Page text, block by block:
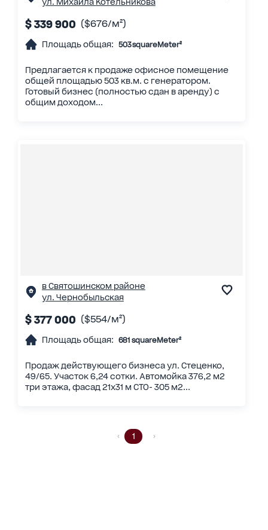
ул. Михаила Котельникова
$ 339 900 ($676/м²)
Площадь общая: 503 squareMeter²
Предлагается к продаже офисное помещение
общей площадью 503 кв.м. с генератором.
Готовый бизнес (полностью сдан в аренду) с
общим доходом...
в Святошинском районе
ул. Чернобыльская
$ 377 000 ($554/м²)
Площадь общая: 681 squareMeter²
Продаж действующего бизнеса ул. Стеценко,
49/65. Участок 6,24 сотки. Автомойка 376,2 м2
три этажа, фасад 21х31 м СТО- 305 м2...
1